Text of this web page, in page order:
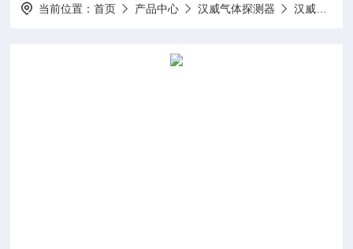
当前位置：首页 产品中心 汉威气体探测器 汉威便携式气体探测器